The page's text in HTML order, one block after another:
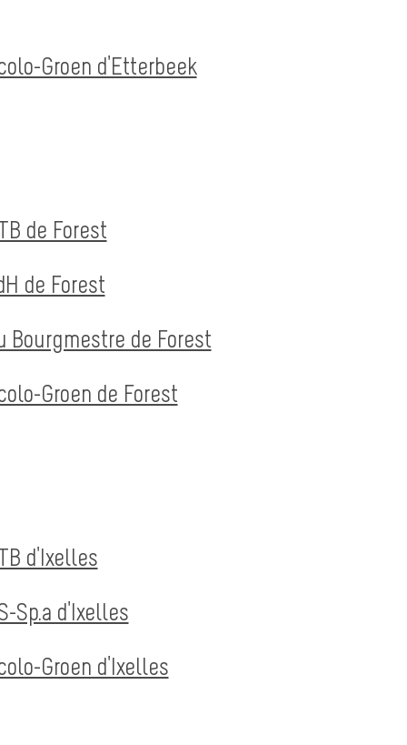
Groen d'Etterbeek
de Forest
de Forest
de Forest
Groen de Forest
d'Ixelles
Sp.a d'Ixelles
Groen d'Ixelles